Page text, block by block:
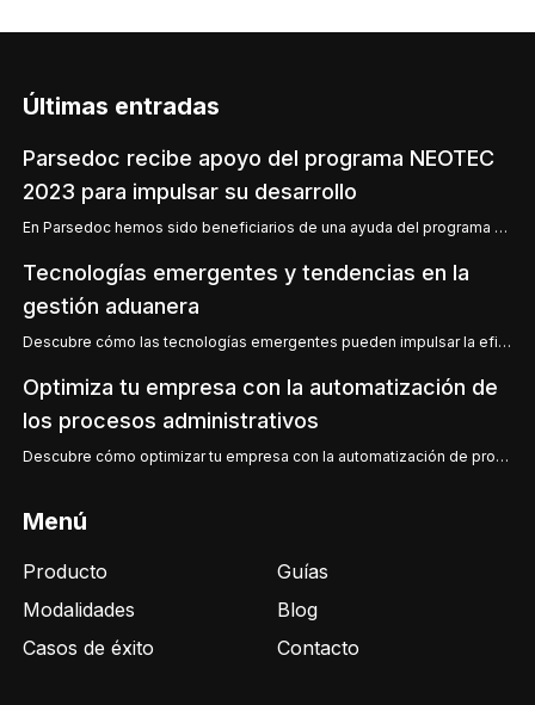
Últimas entradas
Parsedoc recibe apoyo del programa NEOTEC
2023 para impulsar su desarrollo
En Parsedoc hemos sido beneficiarios de una ayuda del programa NEOTEC 2023, subvencionado por el CDT
Tecnologías emergentes y tendencias en la
gestión aduanera
Descubre cómo las tecnologías emergentes pueden impulsar la eficiencia en la gestión aduanera.
Optimiza tu empresa con la automatización de
los procesos administrativos
Descubre cómo optimizar tu empresa con la automatización de procesos administrativos.
Menú
Producto
Modalidades
Casos de éxito
Guías
Blog
Contacto